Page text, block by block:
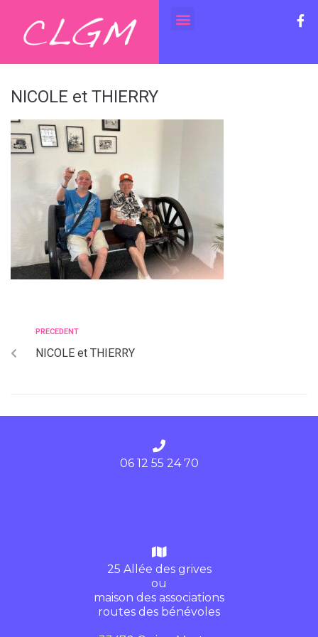
NICOLE et THIERRY
PRECEDENT
NICOLE et THIERRY
06 12 55 24 70
25 Allée des grives
ou
maison des associations
routes des bénévoles